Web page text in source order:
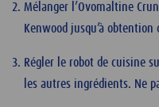
Mélanger l’Ovomaltine
Kenwood jusqu’à obtention
Régler le robot de cuisine
les autres ingrédients. Ne